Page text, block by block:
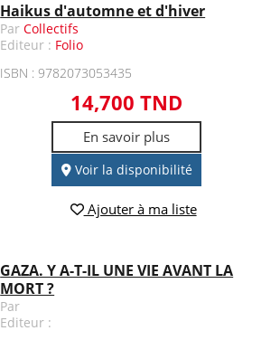
Haikus d'automne et d'hiver
ParCollectifs
Editeur : Folio
ISBN : 9782073053435
14,700 TND
En savoir plus
Voir la disponibilité
Ajouter à ma liste
GAZA. Y A-T-IL UNE VIE AVANT LA
MORT ?
Par
Editeur :